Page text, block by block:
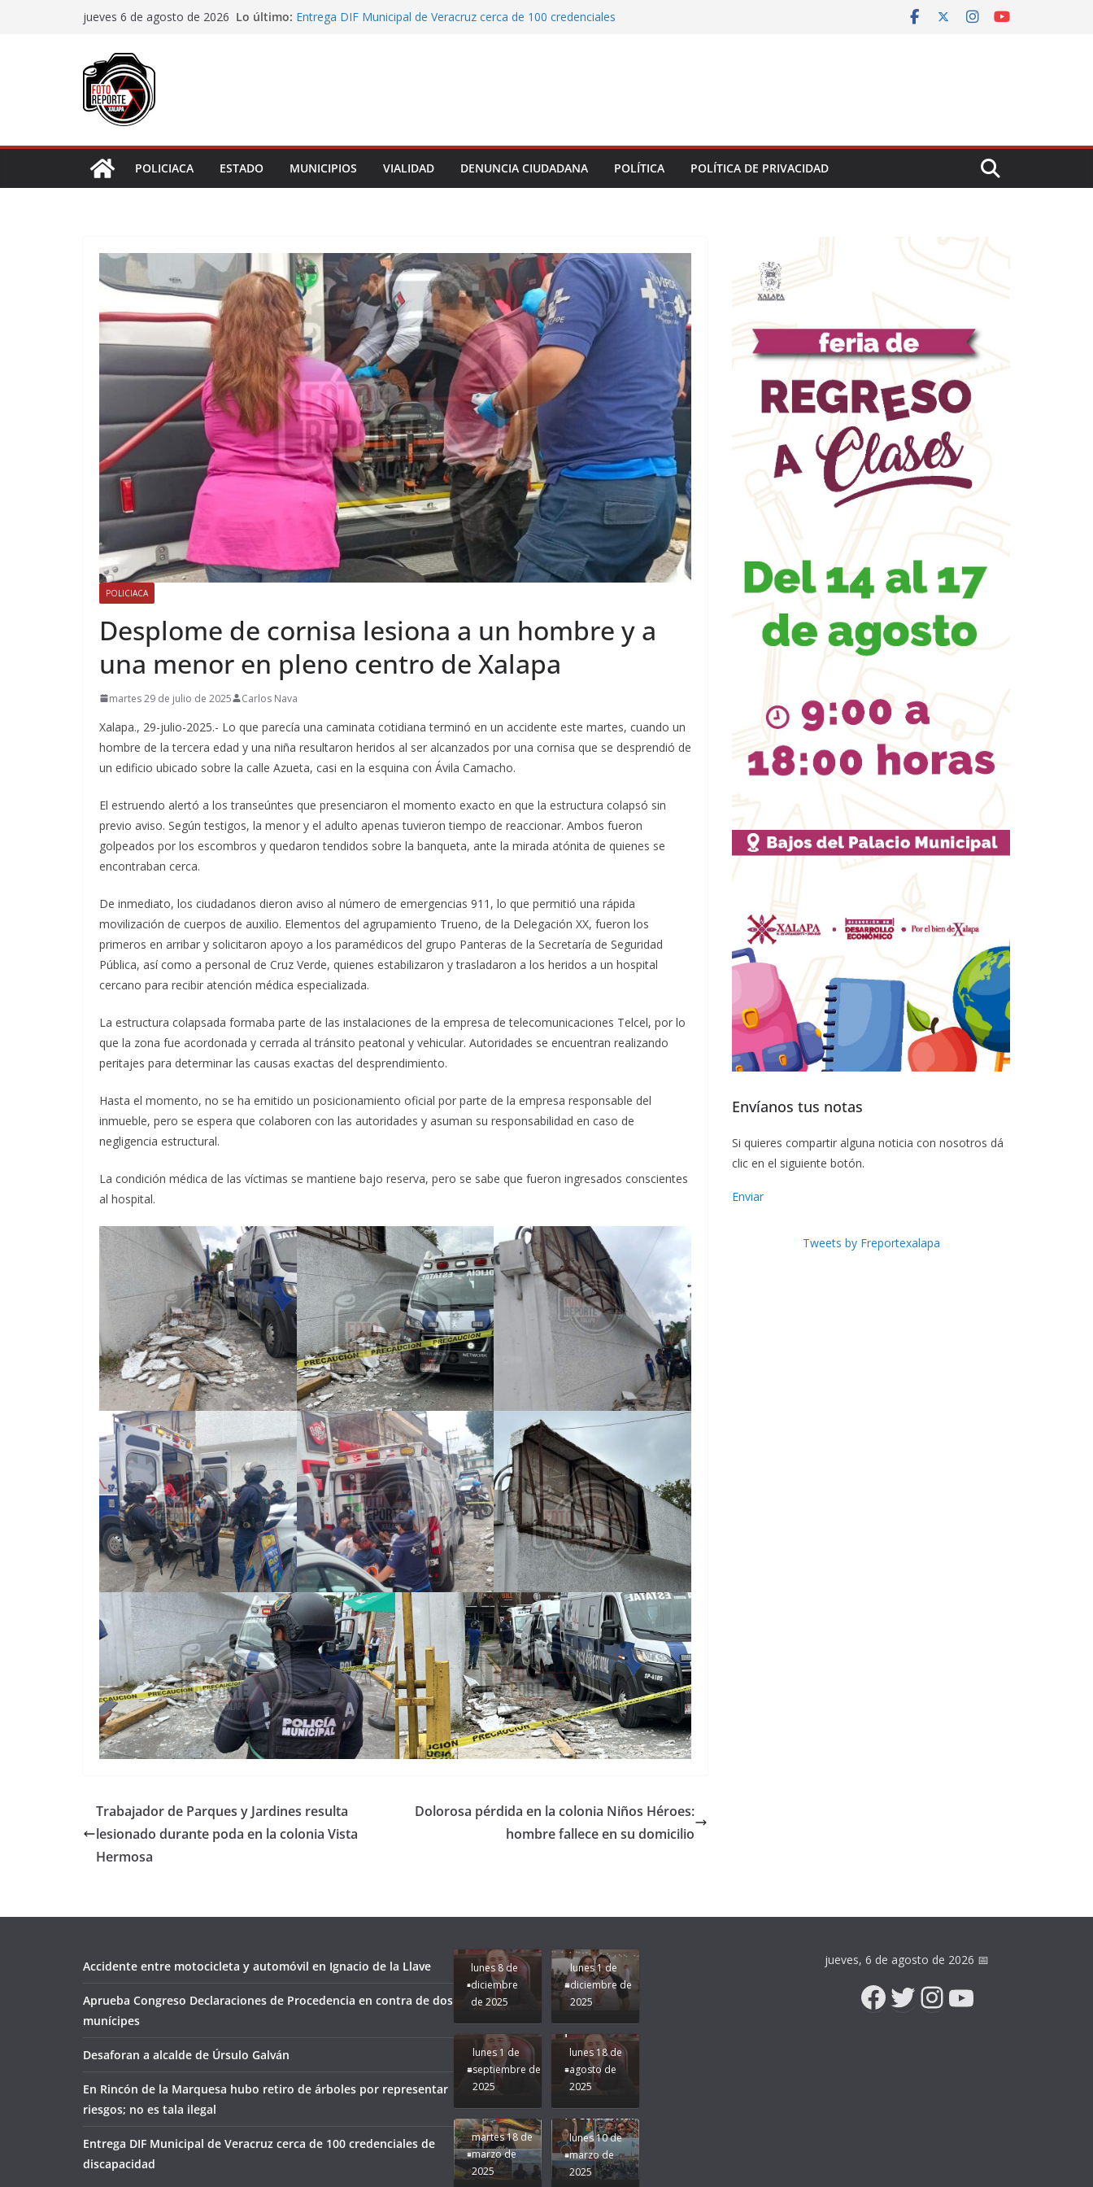
jueves 6 de agosto de 2026 Lo último: Entrega DIF Municipal de Veracruz cerca de 100 credenciales
representar riesgos; no es tala ilegal
POLICIACA
ESTADO MUNICIPIOS VIALIDAD DENUNCIA CIUDADANA POLÍTICA POLÍTICA DE PRIVACIDAD
POLICIACA
Desplome de cornisa lesiona a un hombre y a
una menor en pleno centro de Xalapa
martes 29 de julio de 2025 Carlos Nava
Xalapa., 29-julio-2025.- Lo que parecía una caminata cotidiana terminó en un accidente este martes, cuando un
hombre de la tercera edad y una niña resultaron heridos al ser alcanzados por una cornisa que se desprendió de
un edificio ubicado sobre la calle Azueta, casi en la esquina con Ávila Camacho.
El estruendo alertó a los transeúntes que presenciaron el momento exacto en que la estructura colapsó sin
previo aviso. Según testigos, la menor y el adulto apenas tuvieron tiempo de reaccionar. Ambos fueron
golpeados por los escombros y quedaron tendidos sobre la banqueta, ante la mirada atónita de quienes se
encontraban cerca.
De inmediato, los ciudadanos dieron aviso al número de emergencias 911, lo que permitió una rápida
movilización de cuerpos de auxilio. Elementos del agrupamiento Trueno, de la Delegación XX, fueron los
primeros en arribar y solicitaron apoyo a los paramédicos del grupo Panteras de la Secretaría de Seguridad
Pública, así como a personal de Cruz Verde, quienes estabilizaron y trasladaron a los heridos a un hospital
cercano para recibir atención médica especializada.
La estructura colapsada formaba parte de las instalaciones de la empresa de telecomunicaciones Telcel, por lo
que la zona fue acordonada y cerrada al tránsito peatonal y vehicular. Autoridades se encuentran realizando
peritajes para determinar las causas exactas del desprendimiento.
Hasta el momento, no se ha emitido un posicionamiento oficial por parte de la empresa responsable del
inmueble, pero se espera que colaboren con las autoridades y asuman su responsabilidad en caso de
negligencia estructural.
La condición médica de las víctimas se mantiene bajo reserva, pero se sabe que fueron ingresados conscientes
al hospital.
Trabajador de Parques y Jardines resulta
lesionado durante poda en la colonia Vista
Hermosa
Dolorosa pérdida en la colonia Niños Héroes:
hombre fallece en su domicilio
Envíanos tus notas
Si quieres compartir alguna noticia con nosotros dá
clic en el siguiente botón.
Enviar
Tweets by Freportexalapa
Accidente entre motocicleta y automóvil en Ignacio de la Llave
Aprueba Congreso Declaraciones de Procedencia en contra de dos
munícipes
Desaforan a alcalde de Úrsulo Galván
En Rincón de la Marquesa hubo retiro de árboles por representar
riesgos; no es tala ilegal
Entrega DIF Municipal de Veracruz cerca de 100 credenciales de
discapacidad
lunes 8 de
diciembre
de 2025
lunes 1 de
diciembre de
2025
Apoyo y
Seguimos la
Ruta que
Marca
Nuestra
Rocío Nahle.
lunes 1 de
septiembre de
2025
Pongamos
de moda;
San
Andrés
Tuxtla
presente.
lunes 18 de
agosto de
2025
Difamación
martes 18 de
marzo de
2025
Presidenta!
lunes 10 de
marzo de
2025
jueves, 6 de agosto de 2026 📅
Facebook
Twitter
Instagram
YouTube